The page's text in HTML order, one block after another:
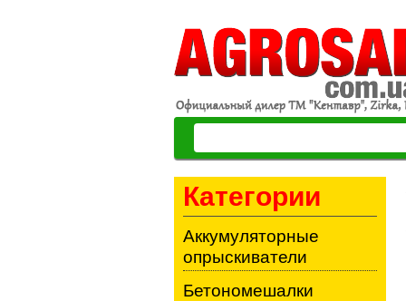
Категории
Аккумуляторные
опрыскиватели
Бетономешалки